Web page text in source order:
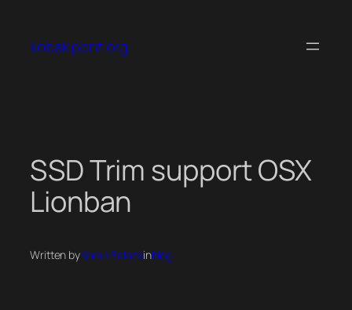
tartalomhoz
kobak pont org
SSD Trim support OSX
Lionban
Written byKoren Balazsinblog